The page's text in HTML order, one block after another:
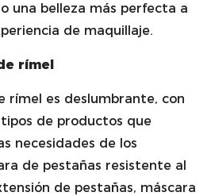
una belleza más perfecta a
de maquillaje.
rímel
rímel es deslumbrante, con
de productos que
necesidades de los
de pestañas resistente al
de pestañas, máscara